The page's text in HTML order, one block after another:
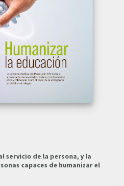
servicio de la persona, y la
capaces de humanizar el